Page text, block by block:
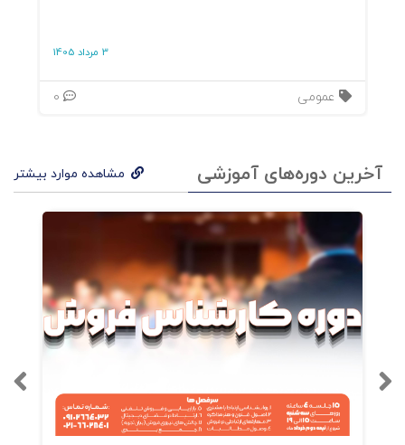
3 مرداد 1405
عمومی
آخرین دوره‌های آموزشی مشاهده موارد بیشتر